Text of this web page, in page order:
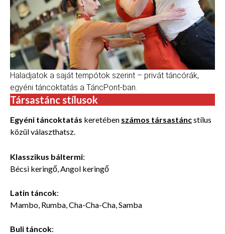
Haladjatok a saját tempótok szerint – privát táncórák,
egyéni táncoktatás a TáncPont-ban.
Társastánc stílusok
Egyéni táncoktatás keretében számos társastáncstílus
közül választhatsz.
Klasszikus báltermi:
Bécsi keringő, Angol keringő
Latin táncok:
Mambo, Rumba, Cha-Cha-Cha, Samba
Buli táncok: